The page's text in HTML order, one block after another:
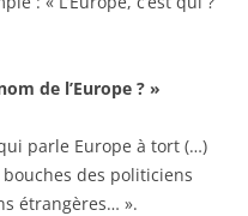
de l’Europe ? »
parle Europe à tort (…)
des politiciens
étrangères… ».